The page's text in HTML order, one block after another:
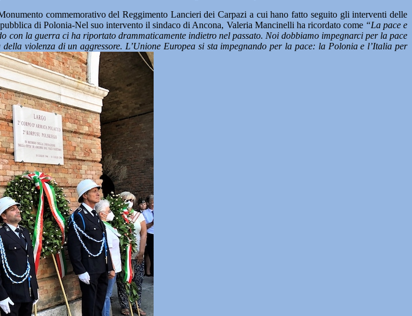
commemorativo del Reggimento Lancieri dei Carpazi a cui hano fatto seguito gli interventi delle
di Polonia-Nel suo intervento il sindaco di Ancona, Valeria Mancinelli ha ricordato come “La pace e
con la guerra ci ha riportato drammaticamente indietro nel passato. Noi dobbiamo impegnarci per la pace
violenza di un aggressore. L’Unione Europea si sta impegnando per la pace: la Polonia e l’Italia per